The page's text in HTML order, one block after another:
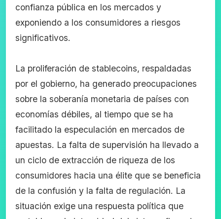
confianza pública en los mercados y
exponiendo a los consumidores a riesgos
significativos.
La proliferación de stablecoins, respaldadas
por el gobierno, ha generado preocupaciones
sobre la soberanía monetaria de países con
economías débiles, al tiempo que se ha
facilitado la especulación en mercados de
apuestas. La falta de supervisión ha llevado a
un ciclo de extracción de riqueza de los
consumidores hacia una élite que se beneficia
de la confusión y la falta de regulación. La
situación exige una respuesta política que